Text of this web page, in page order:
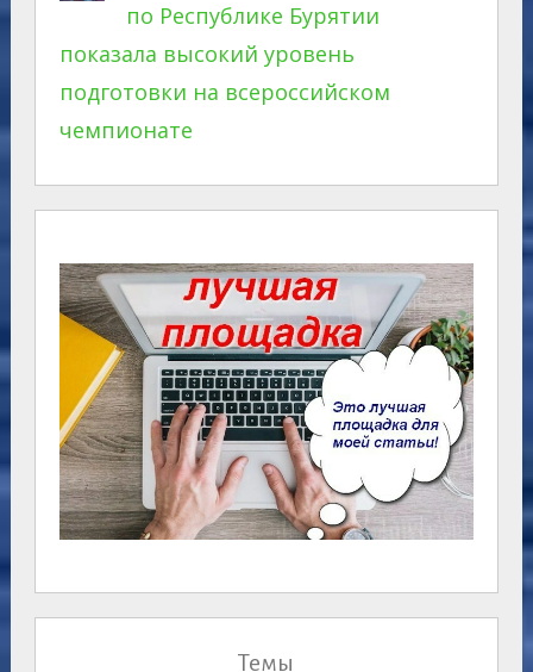
по Республике Бурятии
показала высокий уровень
подготовки на всероссийском
чемпионате
Темы